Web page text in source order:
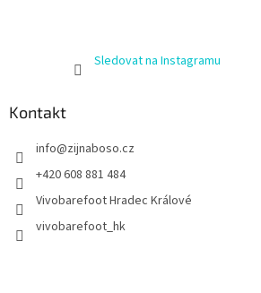
Sledovat na Instagramu
Kontakt
info@zijnaboso.cz
+420 608 881 484
Vivobarefoot Hradec Králové
vivobarefoot_hk